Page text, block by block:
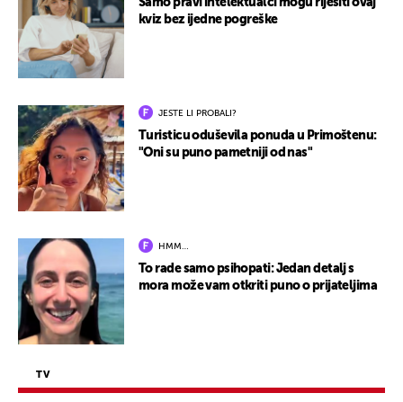
Samo pravi intelektualci mogu riješiti ovaj
kviz bez ijedne pogreške
JESTE LI PROBALI?
Turisticu oduševila ponuda u Primoštenu:
"Oni su puno pametniji od nas"
HMM…
To rade samo psihopati: Jedan detalj s
mora može vam otkriti puno o prijateljima
TV